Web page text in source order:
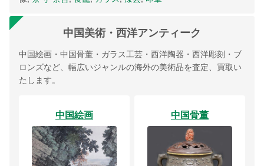
中国美術・西洋アンティーク
中国絵画・中国骨董・ガラス工芸・西洋陶器・西洋彫刻・ブ
ロンズなど、幅広いジャンルの海外の美術品を査定、買取い
たします。
中国絵画 中国骨董